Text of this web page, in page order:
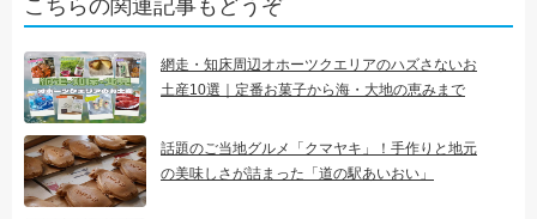
こちらの関連記事もどうぞ
網走・知床周辺オホーツクエリアのハズさないお
土産10選｜定番お菓子から海・大地の恵みまで
話題のご当地グルメ「クマヤキ」！手作りと地元
の美味しさが詰まった「道の駅あいおい」